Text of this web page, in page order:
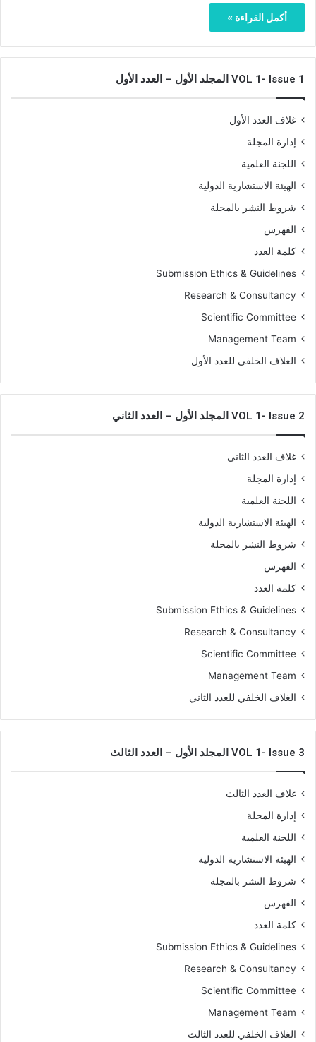
أكمل القراءة »
VOL 1- Issue 1 المجلد الأول – العدد الأول
غلاف العدد الأول
إدارة المجلة
اللجنة العلمية
الهيئة الاستشارية الدولية
شروط النشر بالمجلة
الفهرس
كلمة العدد
Submission Ethics & Guidelines
Research & Consultancy
Scientific Committee
Management Team
الغلاف الخلفي للعدد الأول
VOL 1- Issue 2 المجلد الأول – العدد الثاني
غلاف العدد الثاني
إدارة المجلة
اللجنة العلمية
الهيئة الاستشارية الدولية
شروط النشر بالمجلة
الفهرس
كلمة العدد
Submission Ethics & Guidelines
Research & Consultancy
Scientific Committee
Management Team
الغلاف الخلفي للعدد الثاني
VOL 1- Issue 3 المجلد الأول – العدد الثالث
غلاف العدد الثالث
إدارة المجلة
اللجنة العلمية
الهيئة الاستشارية الدولية
شروط النشر بالمجلة
الفهرس
كلمة العدد
Submission Ethics & Guidelines
Research & Consultancy
Scientific Committee
Management Team
الغلاف الخلفي للعدد الثالث